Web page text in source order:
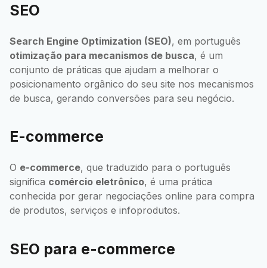
SEO
Search Engine Optimization (SEO), em português
otimização para mecanismos de busca, é um
conjunto de práticas que ajudam a melhorar o
posicionamento orgânico do seu site nos mecanismos
de busca, gerando conversões para seu negócio.
E-commerce
O e-commerce, que traduzido para o português
significa comércio eletrônico, é uma prática
conhecida por gerar negociações online para compra
de produtos, serviços e infoprodutos.
SEO para e-commerce